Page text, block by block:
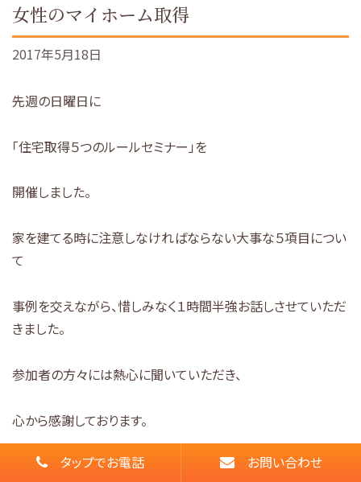
女性のマイホーム取得
2017年5月18日
先週の日曜日に
「住宅取得５つのルールセミナー」を
開催しました。
家を建てる時に注意しなければならない大事な５項目につい
て
事例を交えながら、惜しみなく１時間半強お話しさせていただ
きました。
参加者の方々には熱心に聞いていただき、
心から感謝しております。
タップでお電話 お問い合わせ